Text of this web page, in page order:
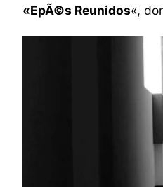
«EpÃ©s Reunidos«,